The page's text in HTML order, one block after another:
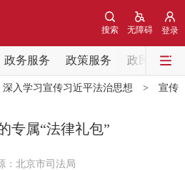
登录
无障碍
搜索
政务服务 政策服务 政民互动
国务院信息 中央部委动态
会议信息
深入学习宣传习近平法治思想 > 宣传
专属“法律礼包”
：北京市司法局